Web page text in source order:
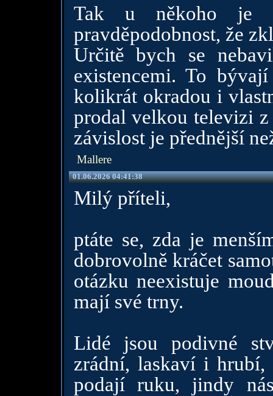
Tak u někoho je
pravděpodobnost, že
Určitě bych se
existencemi. To
kolikrát okradou i
prodal velkou televizi
závislost je přednější
Mallere
01.06.2026 04:41:38
Milý příteli,
ptáte se, zda je
dobrovolně kráčet
otázku neexistuje
mají své trny.
Lidé jsou podivné
zrádní, laskaví i
podají ruku, jindy